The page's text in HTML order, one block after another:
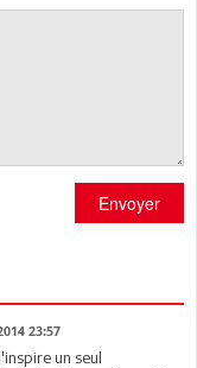
Envoyer
23:57
un seul